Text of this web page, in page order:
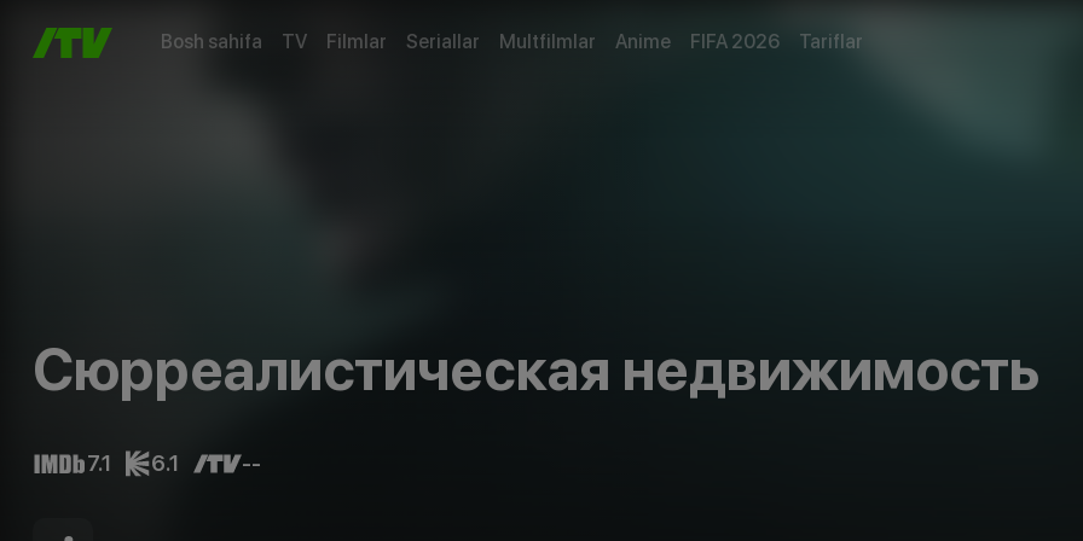
Bosh sahifa TV Filmlar Seriallar Multfilmlar Anime FIFA 2026 Tariflar
Сюрреалистическая недвижимость
7.1 6.1 --